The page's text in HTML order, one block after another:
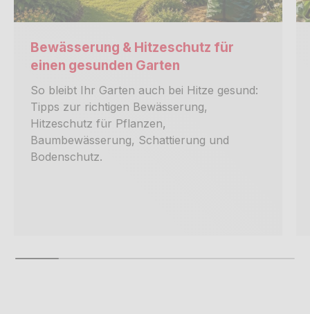
Bewässerung & Hitzeschutz für
einen gesunden Garten
So bleibt Ihr Garten auch bei Hitze gesund:
Tipps zur richtigen Bewässerung,
Hitzeschutz für Pflanzen,
Baumbewässerung, Schattierung und
Bodenschutz.